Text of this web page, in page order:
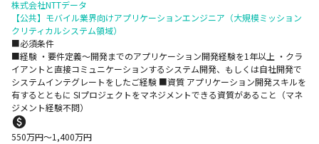
株式会社NTTデータ
【公共】モバイル業界向けアプリケーションエンジニア（大規模ミッション
クリティカルシステム領域）
■必須条件
■経験 ・要件定義～開発までのアプリケーション開発経験を1年以上 ・クラ
イアントと直接コミュニケーションするシステム開発、もしくは自社開発で
システムインテグレートをしたご経験 ■資質 アプリケーション開発スキルを
有するとともに SIプロジェクトをマネジメントできる資質があること（マネ
ジメント経験不問）
550万円〜1,400万円